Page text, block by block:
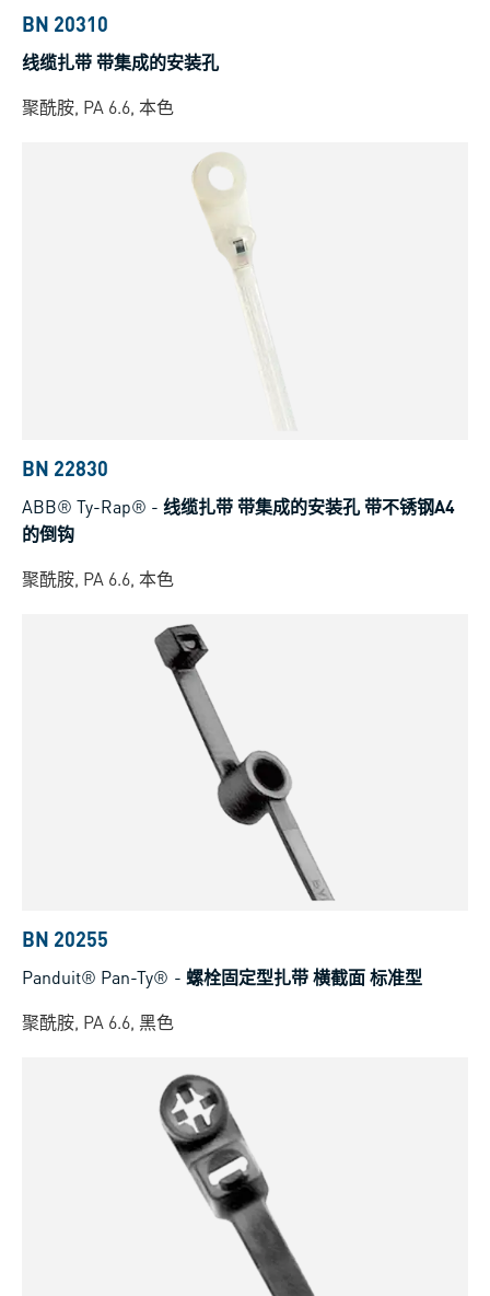
BN 20310
线缆扎带 带集成的安装孔
聚酰胺, PA 6.6, 本色
BN 22830
ABB® Ty-Rap® - 线缆扎带 带集成的安装孔 带不锈钢A4
的倒钩
聚酰胺, PA 6.6, 本色
BN 20255
Panduit® Pan-Ty® - 螺栓固定型扎带 横截面 标准型
聚酰胺, PA 6.6, 黑色